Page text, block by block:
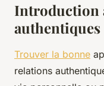
Introduction
authentiques
Trouver la bonne
relations